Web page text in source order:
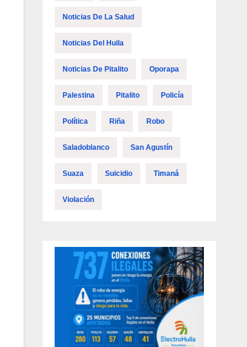
Noticias De La Salud
Noticias Del Huila
Noticias De Pitalito Oporapa
Palestina Pitalito Policía
Política Riña Robo
Saladoblanco San Agustín
Suaza Suicidio Timaná
Violación